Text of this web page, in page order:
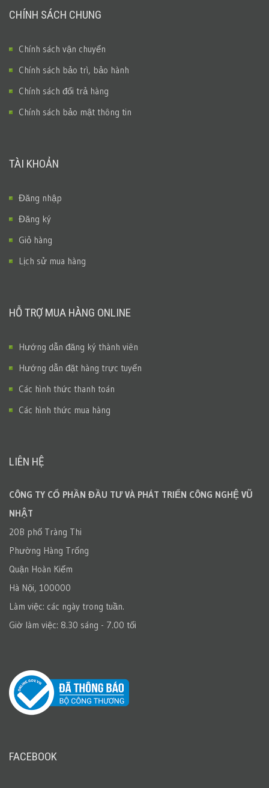
CHÍNH SÁCH CHUNG
Chính sách vận chuyển
Chính sách bảo trì, bảo hành
Chính sách đổi trả hàng
Chính sách bảo mật thông tin
TÀI KHOẢN
Đăng nhập
Đăng ký
Giỏ hàng
Lịch sử mua hàng
HỖ TRỢ MUA HÀNG ONLINE
Hướng dẫn đăng ký thành viên
Hướng dẫn đặt hàng trực tuyến
Các hình thức thanh toán
Các hình thức mua hàng
LIÊN HỆ
CÔNG TY CỔ PHẦN ĐẦU TƯ VÀ PHÁT TRIỂN CÔNG NGHỆ VŨ
NHẬT
20B phố Tràng Thi
Phường Hàng Trống
Quận Hoàn Kiếm
Hà Nội, 100000
Làm việc: các ngày trong tuần.
Giờ làm việc: 8.30 sáng - 7.00 tối
FACEBOOK